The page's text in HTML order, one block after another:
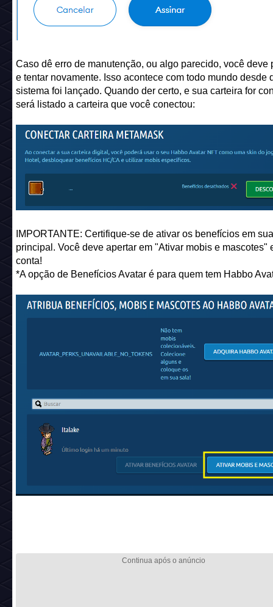
Caso dê erro de manutenção, ou algo parecido, você deve
e tentar novamente. Isso acontece com todo mundo desde
sistema foi lançado. Quando der certo, e sua carteira for
será listado a carteira que você conectou:
IMPORTANTE: Certifique-se de ativar os benefícios em
principal. Você deve apertar em "Ativar mobis e mascotes"
conta!
*A opção de Benefícios Avatar é para quem tem Habbo